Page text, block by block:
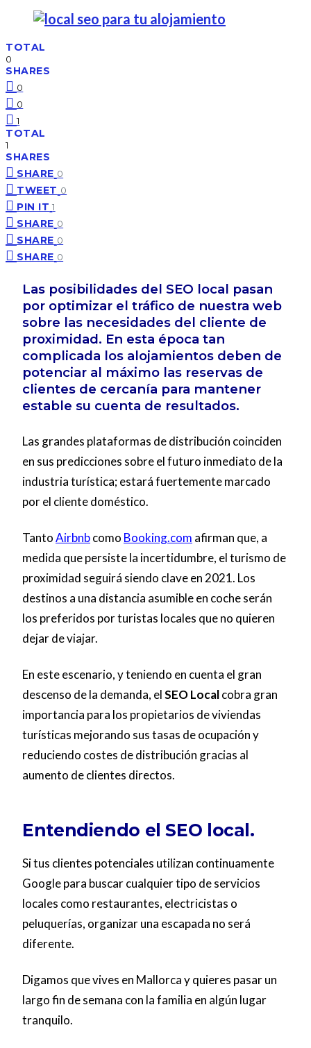
TOTAL
0
SHARES
0
0
1
TOTAL
1
SHARES
SHARE 0
TWEET 0
PIN IT 1
SHARE 0
SHARE 0
SHARE 0
Las posibilidades del SEO local pasan
por optimizar el tráfico de nuestra web
sobre las necesidades del cliente de
proximidad. En esta época tan
complicada los alojamientos deben de
potenciar al máximo las reservas de
clientes de cercanía para mantener
estable su cuenta de resultados.
Las grandes plataformas de distribución coinciden
en sus predicciones sobre el futuro inmediato de la
industria turística; estará fuertemente marcado
por el cliente doméstico.
TantoAirbnbcomo Booking.com afirman que, a
medida que persiste la incertidumbre, el turismo de
proximidad seguirá siendo clave en 2021. Los
destinos a una distancia asumible en coche serán
los preferidos por turistas locales que no quieren
dejar de viajar.
En este escenario, y teniendo en cuenta el gran
descenso de la demanda, elSEO Localcobra gran
importancia para los propietarios de viviendas
turísticas mejorando sus tasas de ocupación y
reduciendo costes de distribución gracias al
aumento de clientes directos.
Entendiendo el SEO local.
Si tus clientes potenciales utilizan continuamente
Google para buscar cualquier tipo de servicios
locales como restaurantes, electricistas o
peluquerías, organizar una escapada no será
diferente.
Digamos que vives en Mallorca y quieres pasar un
largo fin de semana con la familia en algún lugar
tranquilo.